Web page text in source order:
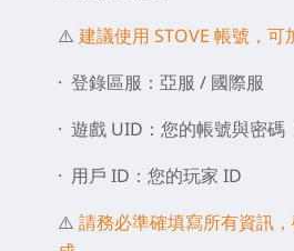
⚠️ 建議使用 STOVE 帳號，可
· 登錄區服：亞服 / 國際服
· 遊戲 UID：您的帳號與密碼
· 用戶 ID：您的玩家 ID
⚠️ 請務必準確填寫所有資訊